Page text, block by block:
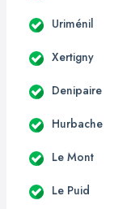
Uriménil
Xertigny
Denipaire
Hurbache
Le Mont
Le Puid